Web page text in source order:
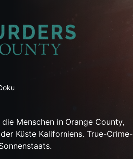
Menschen in Orange County,
Küste Kaliforniens. True-Crime-